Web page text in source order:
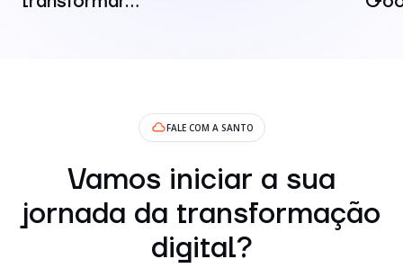
FALE COM A SANTO
Vamos iniciar a sua
jornada da transformação
digital?